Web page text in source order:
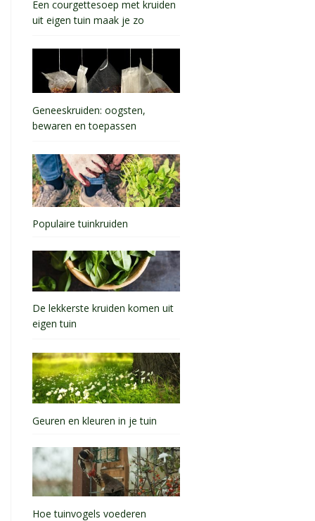
Een courgettesoep met kruiden
uit eigen tuin maak je zo
Geneeskruiden: oogsten,
bewaren en toepassen
Populaire tuinkruiden
De lekkerste kruiden komen uit
eigen tuin
Geuren en kleuren in je tuin
Hoe tuinvogels voederen